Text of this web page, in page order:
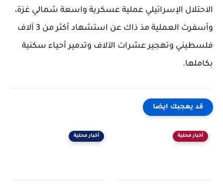
الاحتلال الإسرائيلي عملية عسكرية واسعة شمالي غزة،
وأسفرت العملية مذ ذاك عن استشهاد أكثر من 3 آلاف
فلسطيني وتهجير عشرات الآلاف وتدمير أحياء سكنية
بكاملها.
قد يعجبك ايضا
أخبار محلية أخبار محلية